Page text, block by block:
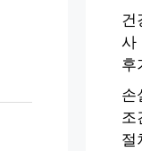
건
사
후
손
조
절